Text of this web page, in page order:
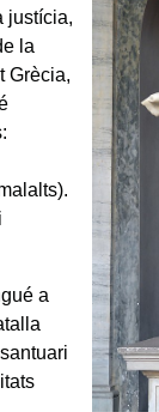
justícia,
la
Grècia,
a